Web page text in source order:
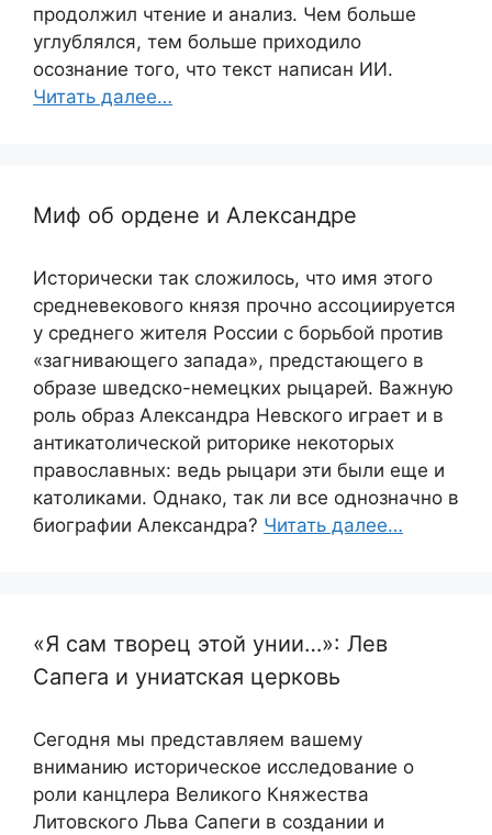
продолжил чтение и анализ. Чем больше
углублялся, тем больше приходило
осознание того, что текст написан ИИ.
Читать далее…
Миф об ордене и Александре
Исторически так сложилось, что имя этого
средневекового князя прочно ассоциируется
у среднего жителя России с борьбой против
«загнивающего запада», предстающего в
образе шведско-немецких рыцарей. Важную
роль образ Александра Невского играет и в
антикатолической риторике некоторых
православных: ведь рыцари эти были еще и
католиками. Однако, так ли все однозначно в
биографии Александра? Читать далее…
«Я сам творец этой унии…»: Лев
Сапега и униатская церковь
Сегодня мы представляем вашему
вниманию историческое исследование о
роли канцлера Великого Княжества
Литовского Льва Сапеги в создании и